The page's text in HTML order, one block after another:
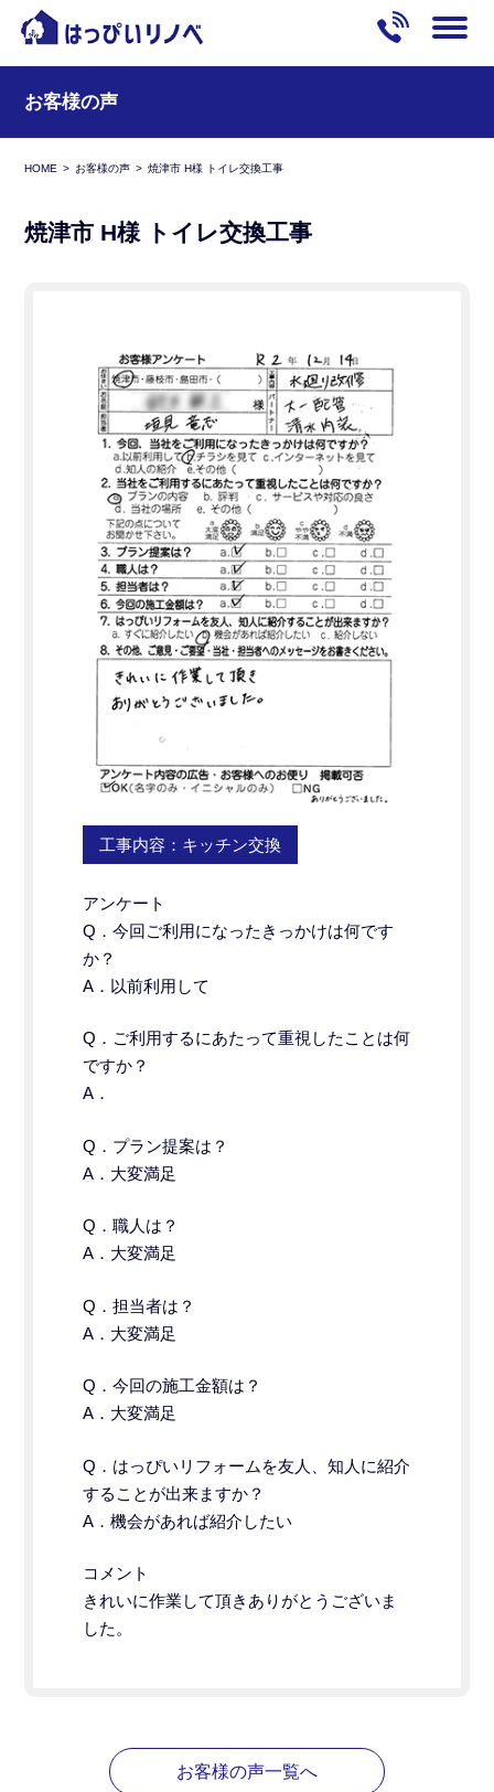
お客様の声
HOME お客様の声 焼津市 H様 トイレ交換工事
焼津市 H様 トイレ交換工事
工事内容：キッチン交換
アンケート
Q．今回ご利用になったきっかけは何です
か？
A．以前利用して
Q． ご利用するにあたって重視したことは何
ですか？
A．
Q．プラン提案は？
A．大変満足
Q．職人は？
A．大変満足
Q．担当者は？
A．大変満足
Q．今回の施工金額は？
A．大変満足
Q．はっぴいリフォームを友人、知人に紹介
することが出来ますか？
A．機会があれば紹介したい
コメント
きれいに作業して頂きありがとうございま
した。
お客様の声一覧へ